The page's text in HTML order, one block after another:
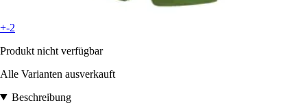
+-2
Produkt nicht verfügbar
Alle Varianten ausverkauft
Beschreibung